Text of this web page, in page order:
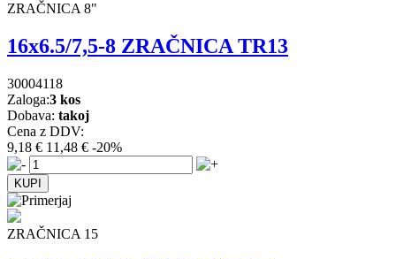
ZRAČNICA 8"
16x6.5/7,5-8 ZRAČNICA TR13
30004118
Zaloga:3 kos
Dobava: takoj
Cena z DDV:
9,18 € 11,48 € -20%
ZRAČNICA 15